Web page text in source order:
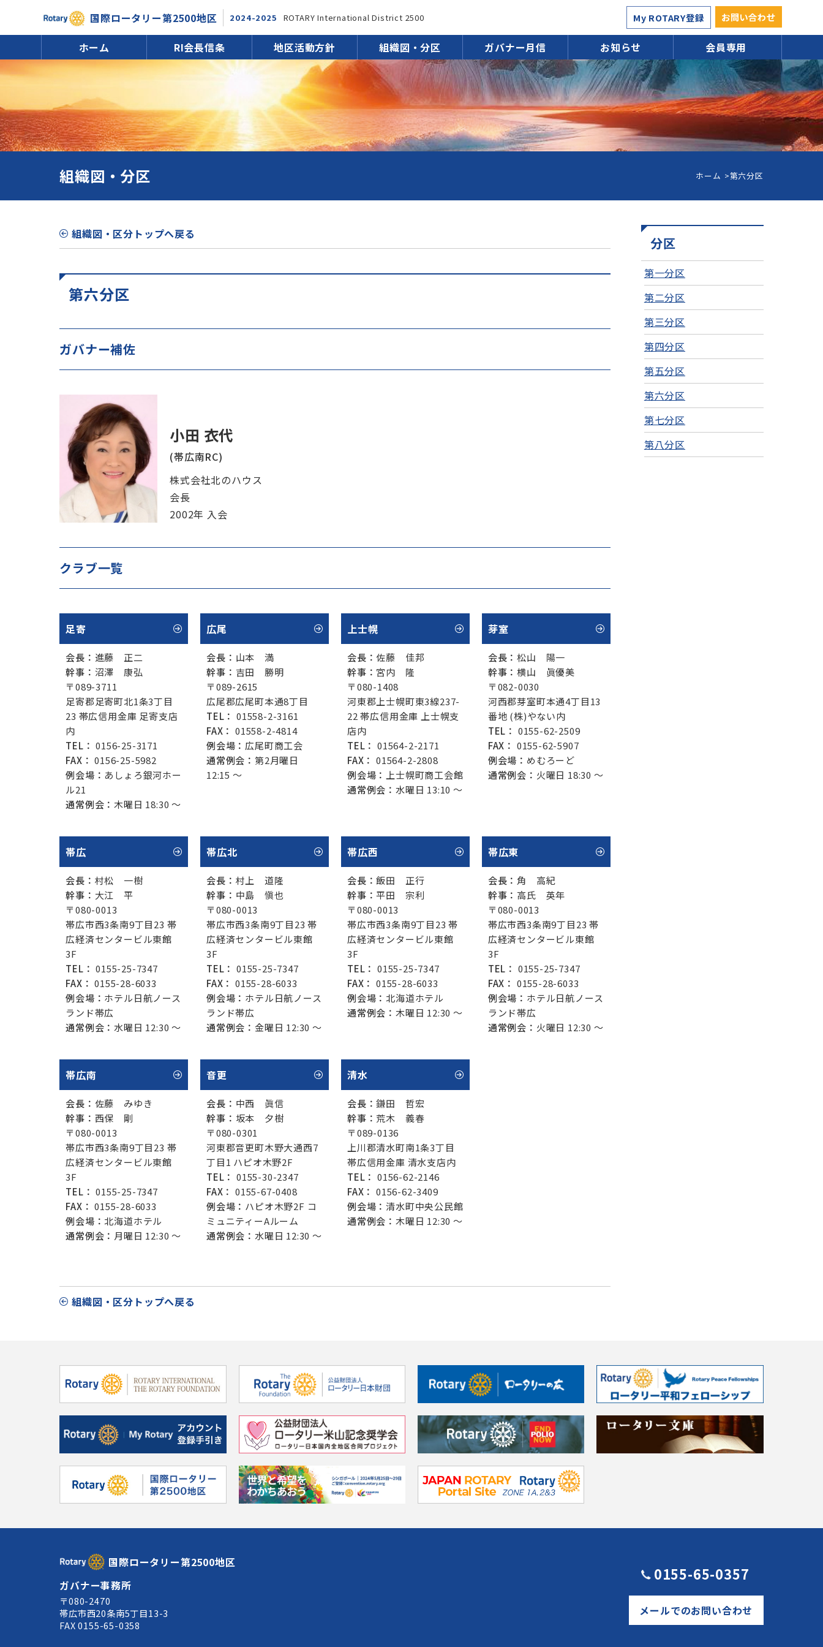
国際ロータリー第2500地区 2024-2025 ROTARY International District 2500 My ROTARY登録 お問い合わせ
ホーム RI会長信条 地区活動方針 組織図・分区 ガバナー月信 お知らせ 会員専用
組織図・分区 ホーム 第六分区
組織図・区分トップへ戻る
第六分区
ガバナー補佐
小田 衣代
(帯広南RC)
株式会社北のハウス
会長
2002年 入会
クラブ一覧
足寄
会長： 進藤 正二
幹事： 沼澤 康弘
〒089-3711
足寄郡足寄町北1条3丁目
23 帯広信用金庫 足寄支店
内
TEL： 0156-25-3171
FAX： 0156-25-5982
例会場： あしょろ銀河ホー
ル21
通常例会：木曜日 18:30 ～
広尾
会長： 山本 満
幹事： 吉田 勝明
〒089-2615
広尾郡広尾町本通8丁目
TEL： 01558-2-3161
FAX： 01558-2-4814
例会場：広尾町商工会
通常例会：第2月曜日
12:15 ～
上士幌
会長：佐藤 佳邦
幹事： 宮内 隆
〒080-1408
河東郡上士幌町東3線237-
22 帯広信用金庫 上士幌支
店内
TEL： 01564-2-2171
FAX： 01564-2-2808
例会場：上士幌町商工会館
通常例会： 水曜日 13:10 ～
芽室
会長：松山 陽一
幹事：横山 眞優美
〒082-0030
河西郡芽室町本通4丁目13
番地 (株)やない内
TEL： 0155-62-2509
FAX： 0155-62-5907
例会場： めむろーど
通常例会： 火曜日 18:30 ～
帯広
会長： 村松 一樹
幹事： 大江 平
〒080-0013
帯広市西3条南9丁目23 帯
広経済センタービル東館
3F
TEL： 0155-25-7347
FAX： 0155-28-6033
例会場： ホテル日航ノース
ランド帯広
通常例会：水曜日 12:30 ～
帯広北
会長： 村上 道隆
幹事： 中島 愼也
〒080-0013
帯広市西3条南9丁目23 帯
広経済センタービル東館
3F
TEL： 0155-25-7347
FAX： 0155-28-6033
例会場： ホテル日航ノース
ランド帯広
通常例会：金曜日 12:30 ～
帯広西
会長：飯田 正行
幹事：平田 宗利
〒080-0013
帯広市西3条南9丁目23 帯
広経済センタービル東館
3F
TEL： 0155-25-7347
FAX： 0155-28-6033
例会場：北海道ホテル
通常例会： 木曜日 12:30 ～
帯広東
会長： 角 高紀
幹事： 高氏 英年
〒080-0013
帯広市西3条南9丁目23 帯
広経済センタービル東館
3F
TEL： 0155-25-7347
FAX： 0155-28-6033
例会場： ホテル日航ノース
ランド帯広
通常例会： 火曜日 12:30 ～
帯広南
会長： 佐藤 みゆき
幹事： 西保 剛
〒080-0013
帯広市西3条南9丁目23 帯
広経済センタービル東館
3F
TEL： 0155-25-7347
FAX： 0155-28-6033
例会場：北海道ホテル
通常例会： 月曜日 12:30 ～
音更
会長： 中西 眞信
幹事： 坂本 夕樹
〒080-0301
河東郡音更町木野大通西7
丁目1 ハピオ木野2F
TEL： 0155-30-2347
FAX： 0155-67-0408
例会場： ハピオ木野2F コ
ミュニティーAルーム
通常例会：水曜日 12:30 ～
清水
会長：鎌田 哲宏
幹事： 荒木 義春
〒089-0136
上川郡清水町南1条3丁目
帯広信用金庫 清水支店内
TEL： 0156-62-2146
FAX： 0156-62-3409
例会場：清水町中央公民館
通常例会： 木曜日 12:30 ～
組織図・区分トップへ戻る
分区
第一分区
第二分区
第三分区
第四分区
第五分区
第六分区
第七分区
第八分区
国際ロータリー第2500地区
ガバナー事務所
〒080-2470
帯広市西20条南5丁目13-3
FAX 0155-65-0358
0155-65-0357
メールでのお問い合わせ